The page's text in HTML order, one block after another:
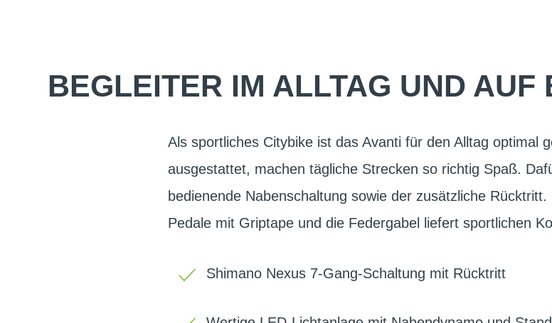
BEGLEITER IM ALLTAG UND AUF
Als sportliches Citybike ist das Avanti für den Alltag optimal
ausgestattet, machen tägliche Strecken so richtig Spaß.
bedienende Nabenschaltung sowie der zusätzliche
Pedale mit Griptape und die Federgabel liefert sportlichen
Shimano Nexus 7-Gang-Schaltung mit Rücktritt